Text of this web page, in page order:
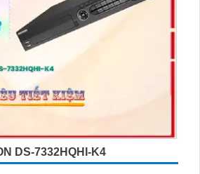
DS-7332HQHI-K4